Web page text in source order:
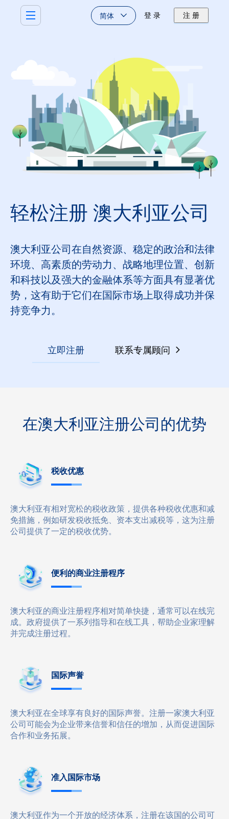
简体 登 录 注 册
轻松注册 澳大利亚公司
澳大利亚公司在自然资源、稳定的政治和法律
环境、高素质的劳动力、战略地理位置、创新
和科技以及强大的金融体系等方面具有显著优
势，这有助于它们在国际市场上取得成功并保
持竞争力。
立即注册 联系专属顾问
在澳大利亚注册公司的优势
税收优惠
澳大利亚有相对宽松的税收政策，提供各种税收优惠和减
免措施，例如研发税收抵免、资本支出减税等，这为注册
公司提供了一定的税收优势。
便利的商业注册程序
澳大利亚的商业注册程序相对简单快捷，通常可以在线完
成。政府提供了一系列指导和在线工具，帮助企业家理解
并完成注册过程。
国际声誉
澳大利亚在全球享有良好的国际声誉。注册一家澳大利亚
公司可能会为企业带来信誉和信任的增加，从而促进国际
合作和业务拓展。
准入国际市场
澳大利亚作为一个开放的经济体系，注册在该国的公司可